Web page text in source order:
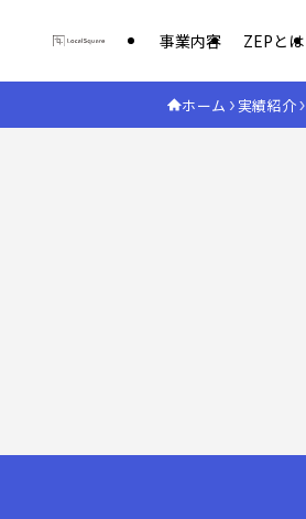
事業内容 ZEPとは
ホーム 実績紹介